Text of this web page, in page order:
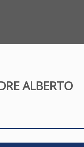
ALBERTO